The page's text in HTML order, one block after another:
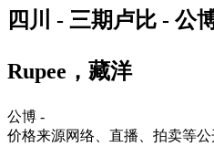
四川 - 三期卢比 - 公
Rupee，藏洋
公博 -
价格来源网络、直播、拍卖等公